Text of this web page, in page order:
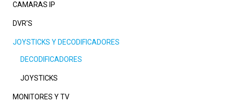
CAMARAS IP
DVR'S
JOYSTICKS Y DECODIFICADORES
DECODIFICADORES
JOYSTICKS
MONITORES Y TV